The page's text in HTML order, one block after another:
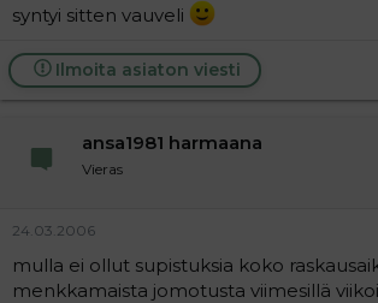
syntyi sitten vauveli
Ilmoita asiaton viesti
ansa1981 harmaana
Vieras
24.03.2006
mulla ei ollut supistuksia koko
menkkamaista jomotusta viimesillä